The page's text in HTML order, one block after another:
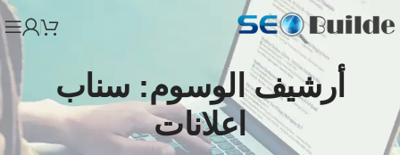
أرشيف الوسوم: سناب
اعلانات